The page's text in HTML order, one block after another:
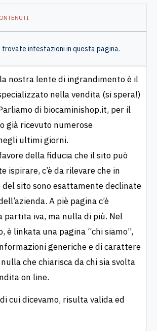
trovate intestazioni in questa pagina.
nostra lente di ingrandimento è il
nella vendita (si spera!)
di biocaminishop.it, per il
già ricevuto numerose
ultimi giorni.
della fiducia che il sito può
ispirare, c’è da rilevare che in
del sito sono esattamente declinate
A piè pagina c’è
partita iva, ma nulla di più. Nel
è linkata una pagina “chi siamo”,
generiche e di carattere
che chiarisca da chi sia svolta
on line.
cui dicevamo, risulta valida ed